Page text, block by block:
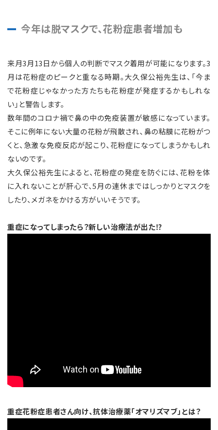
今年は脱マスクで、花粉症患者増加も
来月3月13日から個人の判断でマスク着用が可能になります。3
月は花粉症のピークと重なる時期。大久保公裕先生は、「今ま
で花粉症じゃなかった方たちも花粉症が発症するかもしれな
い」と警告します。
数年間のコロナ禍で鼻の中の免疫装置が敏感になっています。
そこに例年にない大量の花粉が飛散され、鼻の粘膜に花粉がつ
くと、急激な免疫反応が起こり、花粉症になってしまうかもしれ
ないのです。
大久保公裕先生によると、花粉症の発症を防ぐには、花粉を体
に入れないことが肝心で、5月の連休まではしっかりとマスクを
したり、メガネをかける方がいいそうです。
重症になってしまったら？新しい治療法が出た⁉
重症花粉症患者さん向け、抗体治療薬「オマリズマブ」とは？